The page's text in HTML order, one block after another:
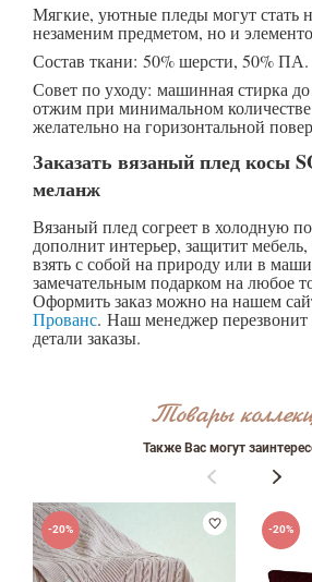
Мягкие, уютные пледы могут стать
незаменим предметом, но и
Состав ткани: 50% шерсти, 50% ПА.
Совет по уходу: машинная стирка до
отжим при минимальном
желательно на горизонтальной
Заказать вязаный плед косы
меланж
Вязаный плед согреет в холодную
дополнит интерьер, защитит
взять с собой на природу или в
замечательным подарком на любое
Оформить заказ можно на нашем
Прованс. Наш менеджер
детали заказы.
Товары
Также Вас могут
-20% -20%
Оставить отзыв
ФИО
email
Достоинства